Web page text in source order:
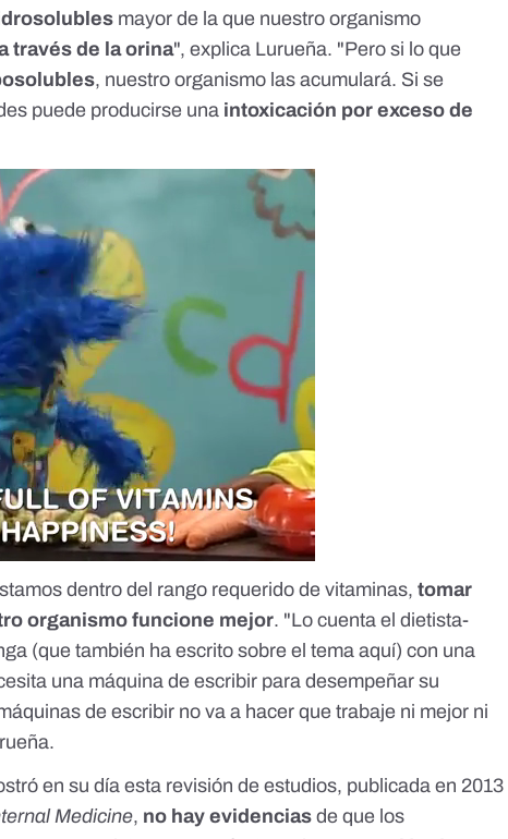
mayor de la que nuestro organismo
través de la orina", explica Lurueña. "Pero si lo que
, nuestro organismo las acumulará. Si se
puede producirse una intoxicación por exceso de
dentro del rango requerido de vitaminas,tomar
organismo funcione mejor. "Lo cuenta el dietista-
(que también ha escrito sobre el temaaquí) con una
una máquina de escribir para desempeñar su
de escribir no va a hacer que trabaje ni mejor ni
en su díaesta revisión de estudios, publicada en 2013
Medicine, no hay evidencias de que los